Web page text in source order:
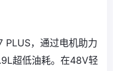
PLUS，通过电机助力
超低油耗。在48V轻